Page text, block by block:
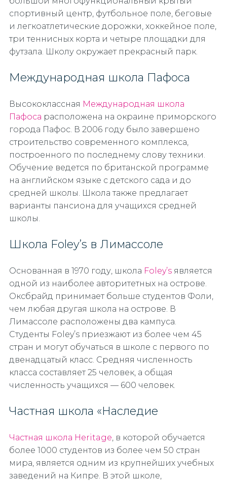
спортивный центр, футбольное поле, беговые
и легкоатлетические дорожки, хоккейное поле,
три теннисных корта и четыре площадки для
футзала. Школу окружает прекрасный парк.
Международная школа Пафоса
Высококлассная Международная школа
Пафоса расположена на окраине приморского
города Пафос. В 2006 году было завершено
строительство современного комплекса,
построенного по последнему слову техники.
Обучение ведется по британской программе
на английском языке с детского сада и до
средней школы. Школа также предлагает
варианты пансиона для учащихся средней
школы.
Школа Foley’s в Лимассоле
Основанная в 1970 году, школа Foley’s является
одной из наиболее авторитетных на острове.
Оксбрайд принимает больше студентов Фоли,
чем любая другая школа на острове. В
Лимассоле расположены два кампуса.
Студенты Foley’s приезжают из более чем 45
стран и могут обучаться в школе с первого по
двенадцатый класс. Средняя численность
класса составляет 25 человек, а общая
численность учащихся — 600 человек.
Частная школа «Наследие
Частная школа Heritage , в которой обучается
более 1000 студентов из более чем 50 стран
мира, является одним из крупнейших учебных
заведений на Кипре. В этой школе,